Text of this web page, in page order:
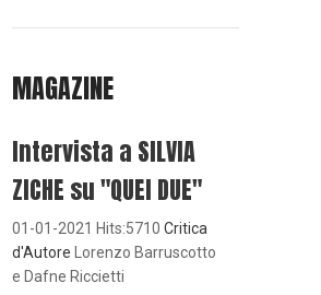
MAGAZINE
Intervista a SILVIA
ZICHE su "QUEI DUE"
01-01-2021 Hits:5710Critica
d'Autore Lorenzo Barruscotto
e Dafne Riccietti